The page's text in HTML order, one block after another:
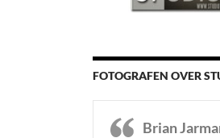
FOTOGRAFEN OVER
Brian